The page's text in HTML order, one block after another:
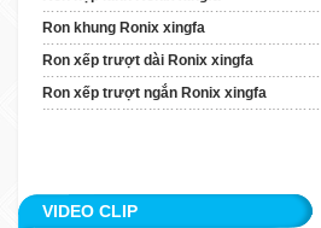
Ron khung Ronix xingfa
Ron xếp trượt dài Ronix xingfa
Ron xếp trượt ngắn Ronix xingfa
VIDEO CLIP
Xingfa
Ron Xếp Trượt Ngắn
Ronix Xingfa
ỨNG DỤNG